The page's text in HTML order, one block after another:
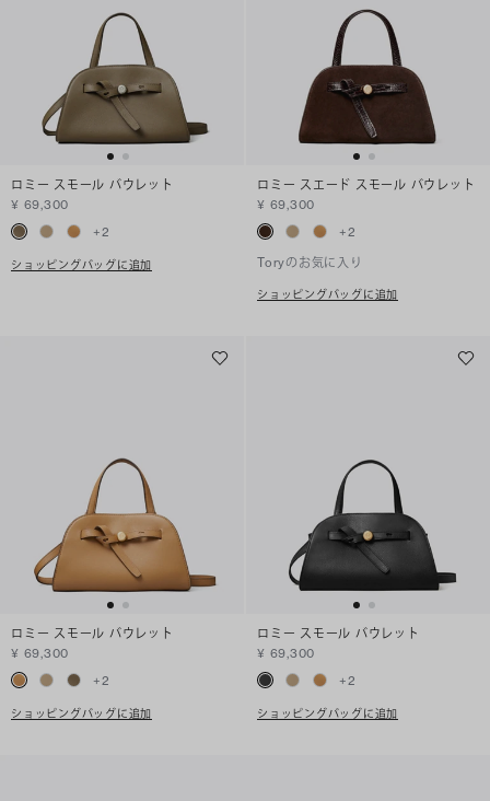
ロミー スモール バウレット
¥ 69,300
+2
ショッピングバッグに追加
ロミー スエード スモール バウレット
¥ 69,300
+2
Toryのお気に入り
ショッピングバッグに追加
ロミー スモール バウレット
¥ 69,300
+2
ショッピングバッグに追加
ロミー スモール バウレット
¥ 69,300
+2
ショッピングバッグに追加